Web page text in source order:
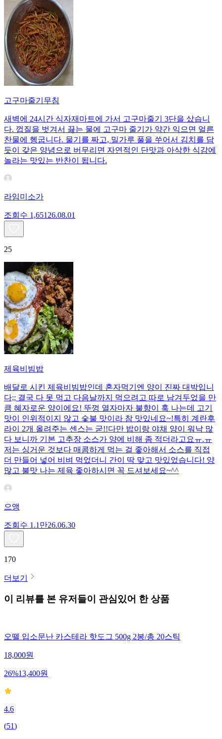
고구마줄기무침
새벽에 24시간 식자재마트에 가서 고구마줄기 3단을 샀습니
다. 껍질을 벗겨서 끓는 물에 고구마 줄기가 약간 익으면 얼른
찬물에 헹굽니다. 물기를 짜고, 밀가루 풀을 쑤어서 김치를 담
듯이 갖은 양념으로 버무리면 자연적인 단맛과 아삭한 식감에
놀라는 맛있는 반찬이 됩니다.
라임미소가
조회수 1,651 26.08.01
25
제육비빔밥
배달로 시킨 제육비빔밥인데 혼자먹기엔 양이 진짜 대박입니
다;; 결국 다 못 먹고 다음날까지 먹으려고 따로 남겨두었을 만
큼 혜자로운 양이에요! 뚜껑 열자마자 불향이 훅 나는데 고기
맛이 인위적이지 않고 숯불 맛이라 참 맛있네요~!특히 계란후
라이 2개 올려주는 센스는 굳!! ​다만 밥이랑 야채 양이 워낙 많
다 보니까 기본 고추장 소스가 양에 비해 좀 적더라고요ㅠ.ㅠ
저는 싱거운 것보다 매콤하게 먹는 걸 좋아해서 소스를 직접
더 만들어 넣어 비벼 먹었더니 간이 딱 맞고 맛있었습니다! 양
많고 불맛 나는 제육 좋아하시면 꼭 드셔보세요~^^
으앵
조회수 1.1만26.06.30
170
더보기
이 리뷰를 본 유저들이 관심있어 한 상품
오뗄 입소문난 카스테라 핫도그 500g 2봉/총 20스틱
18,000원
26%13,400원
4.6
(51)